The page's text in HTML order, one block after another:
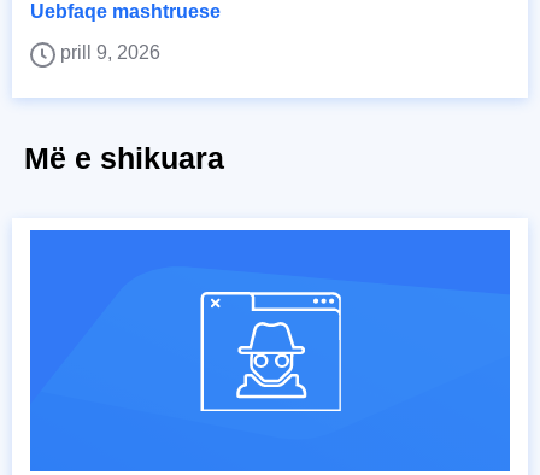
Uebfaqe mashtruese
prill 9, 2026
Më e shikuara